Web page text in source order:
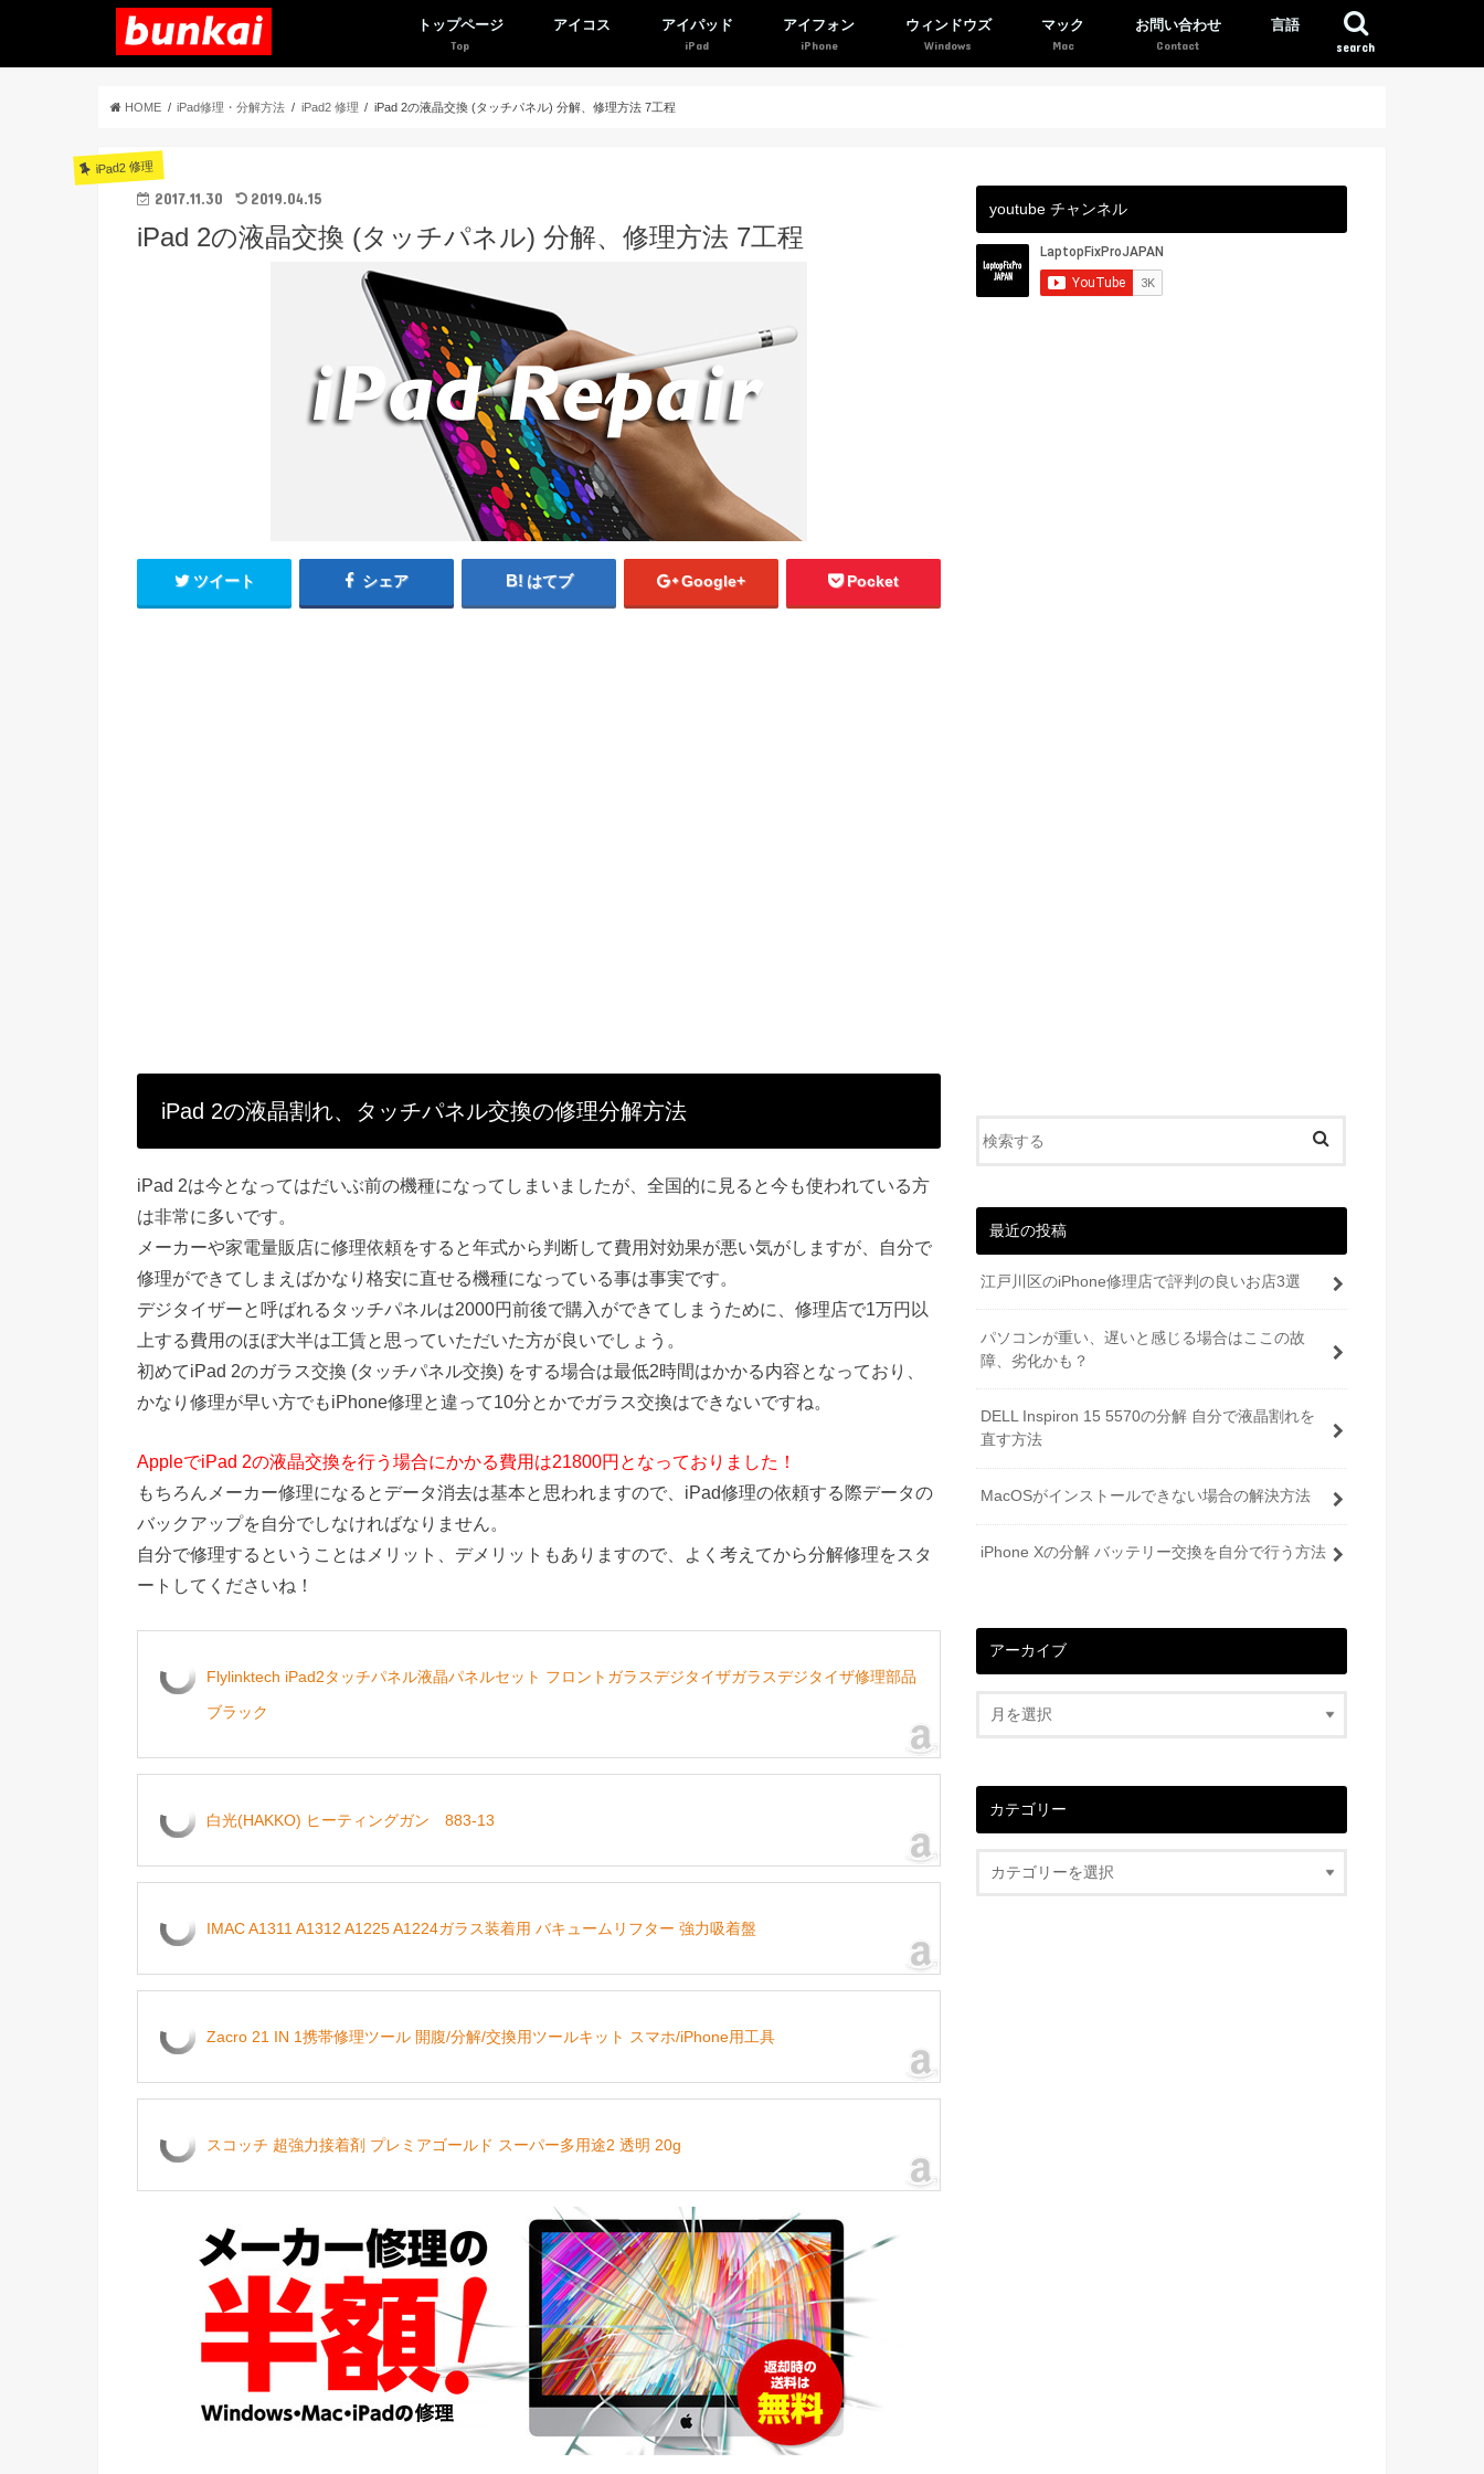
search
トップページ アイコス アイパッド アイフォン ウィンドウズ マック お問い合わせ 言語
HOME iPad修理・分解方法 iPad2 修理 iPad 2の液晶交換 (タッチパネル) 分解、修理方法 7工程
iPad2 修理
2017.11.30 2019.04.15
iPad 2の液晶交換 (タッチパネル) 分解、修理方法 7工程
ツイート シェア はてブ Google+ Pocket
iPad 2の液晶割れ、タッチパネル交換の修理分解方法
iPad 2は今となってはだいぶ前の機種になってしまいましたが、全国的に見ると今も使われている方
は非常に多いです。
メーカーや家電量販店に修理依頼をすると年式から判断して費用対効果が悪い気がしますが、自分で
修理ができてしまえばかなり格安に直せる機種になっている事は事実です。
デジタイザーと呼ばれるタッチパネルは2000円前後で購入ができてしまうために、修理店で1万円以
上する費用のほぼ大半は工賃と思っていただいた方が良いでしょう。
初めてiPad 2のガラス交換 (タッチパネル交換) をする場合は最低2時間はかかる内容となっており、
かなり修理が早い方でもiPhone修理と違って10分とかでガラス交換はできないですね。
AppleでiPad 2の液晶交換を行う場合にかかる費用は21800円となっておりました！
もちろんメーカー修理になるとデータ消去は基本と思われますので、iPad修理の依頼する際データの
バックアップを自分でしなければなりません。
自分で修理するということはメリット、デメリットもありますので、よく考えてから分解修理をスタ
ートしてくださいね！
Flylinktech iPad2タッチパネル液晶パネルセット フロントガラスデジタイザガラスデジタイザ修理部品
ブラック
白光(HAKKO) ヒーティングガン 883-13
IMAC A1311 A1312 A1225 A1224ガラス装着用 バキュームリフター 強力吸着盤
Zacro 21 IN 1携帯修理ツール 開腹/分解/交換用ツールキット スマホ/iPhone用工具
スコッチ 超強力接着剤 プレミアゴールド スーパー多用途2 透明 20g
youtube チャンネル
最近の投稿
江戸川区のiPhone修理店で評判の良いお店3選
パソコンが重い、遅いと感じる場合はここの故
障、劣化かも？
DELL Inspiron 15 5570の分解 自分で液晶割れを
直す方法
MacOSがインストールできない場合の解決方法
iPhone Xの分解 バッテリー交換を自分で行う方法
アーカイブ
カテゴリー